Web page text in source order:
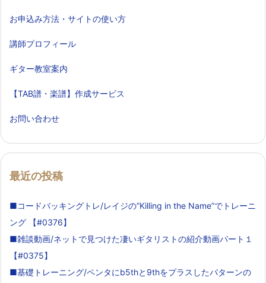
お申込み方法・サイトの使い方
講師プロフィール
ギター教室案内
【TAB譜・楽譜】作成サービス
お問い合わせ
最近の投稿
■コードバッキングトレ/レイジの”Killing in the Name”でトレーニ
ング 【#0376】
■雑談動画/ネットで見つけた凄いギタリストの紹介動画パート１
【#0375】
■基礎トレーニング/ペンタにb5thと9thをプラスしたパターンの